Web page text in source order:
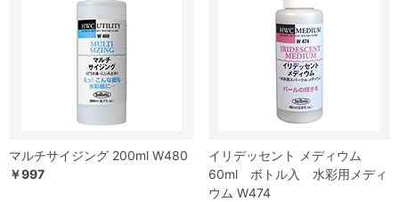
マルチサイジング 200ml W480
￥997
イリデッセント メディウム
60ml ボトル入 水彩用メディ
ウム W474